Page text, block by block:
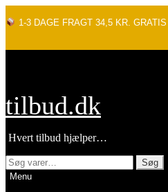
1-3 DAGE FRAGT 34,5 KR.
Spring
til
navigation
Spring
til
indhold
tilbud.dk
Hvert tilbud hjælper…
Søg
efter:
Søg
Menu